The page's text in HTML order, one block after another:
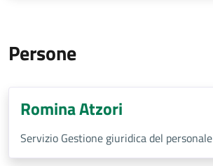
Persone
Romina Atzori
Servizio Gestione giuridica del personale